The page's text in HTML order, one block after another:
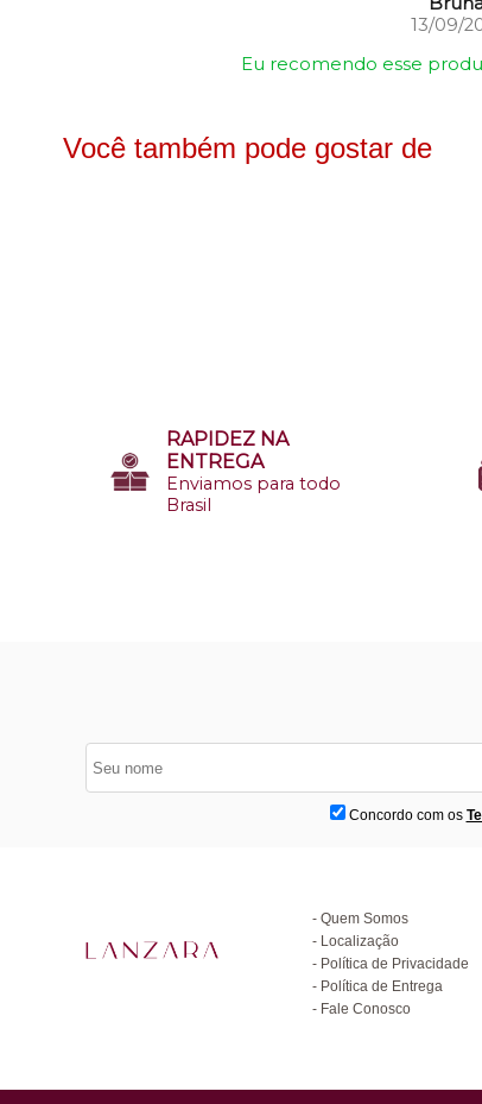
13/09/
Eu recomendo esse
Você também pode gostar de
RAPIDEZ NA
ENTREGA
Enviamos para todo
Brasil
Concordo com os
Quem Somos
Localização
Política de Privacidade
Política de Entrega
Fale Conosco